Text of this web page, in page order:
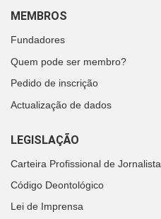
MEMBROS
Fundadores
Quem pode ser membro?
Pedido de inscrição
Actualização de dados
LEGISLAÇÃO
Carteira Profissional de Jornalista
Código Deontológico
Lei de Imprensa